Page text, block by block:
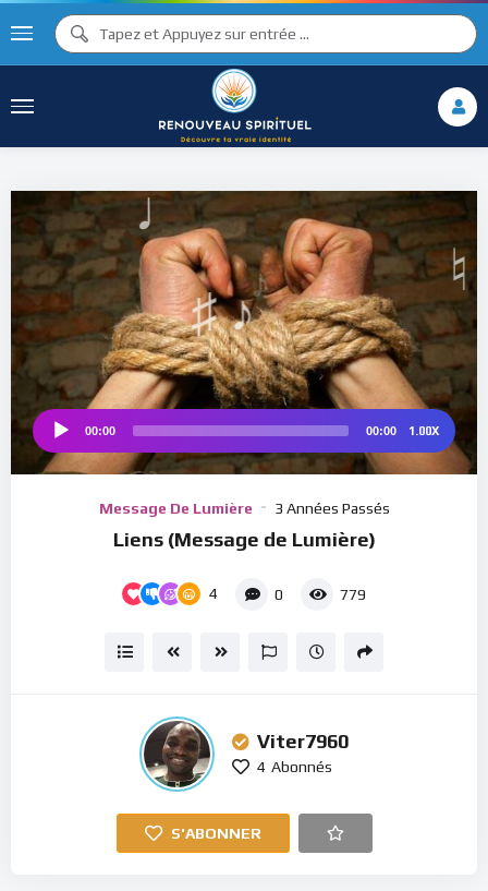
♫ ♩
♩
♯ ♪
♪
♯ ♬
♫
♮
Audio
00:00 00:00 1.00X
Message De Lumière 3 Années Passés
Liens (Message de Lumière)
4 0 779
Viter7960
4 Abonnés
S'ABONNER